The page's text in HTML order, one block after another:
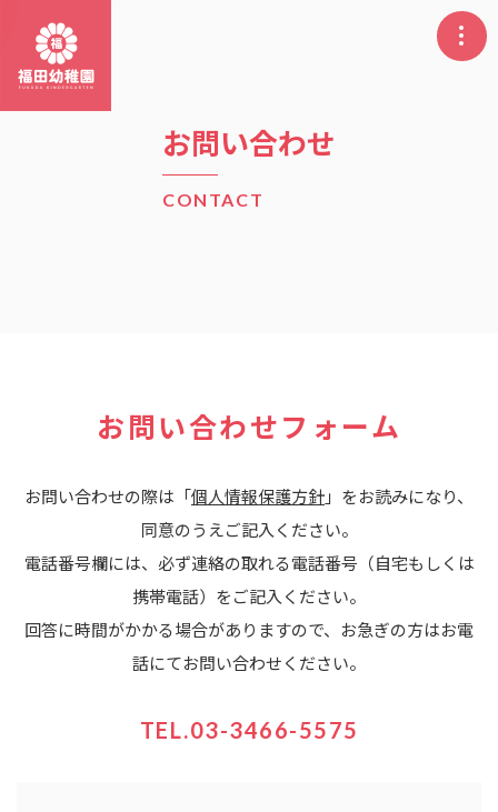
お問い合わせ
CONTACT
お問い合わせフォーム
お問い合わせの際は「個人情報保護方針」をお読みになり、
同意のうえご記入ください。
電話番号欄には、必ず連絡の取れる電話番号（自宅もしくは
携帯電話）をご記入ください。
回答に時間がかかる場合がありますので、お急ぎの方はお電
話にてお問い合わせください。
TEL.03-3466-5575